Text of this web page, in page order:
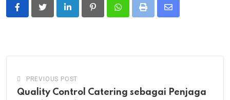
LinkedIn PinterestWhatsappPrint
Share
PREVIOUS POST
Quality Control Catering sebagai Penjaga